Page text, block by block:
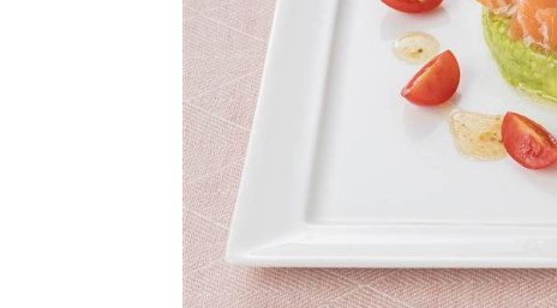
サプリメントなど
深谷テラス ヤサイな
仲間たちファーム
おたのしみコンテンツ